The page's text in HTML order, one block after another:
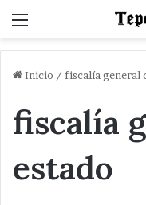
Menu
Inicio / fiscalía general
fiscalía
estado